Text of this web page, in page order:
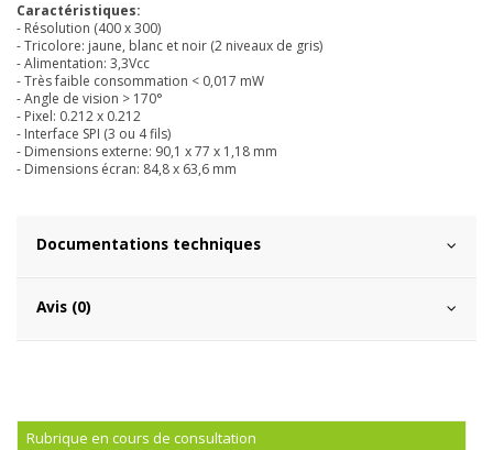
Caractéristiques:
- Résolution (400 x 300)
- Tricolore: jaune, blanc et noir (2 niveaux de gris)
- Alimentation: 3,3Vcc
- Très faible consommation < 0,017 mW
- Angle de vision > 170°
- Pixel: 0.212 x 0.212
- Interface SPI (3 ou 4 fils)
- Dimensions externe: 90,1 x 77 x 1,18 mm
- Dimensions écran: 84,8 x 63,6 mm
Documentations techniques
Avis (0)
Rubrique en cours de consultation